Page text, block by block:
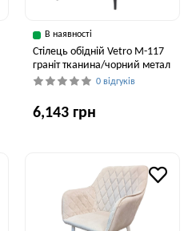
В наявності
Стілець обідній Vetro M-117
граніт тканина/чорний метал
0 відгуків
6,143 грн